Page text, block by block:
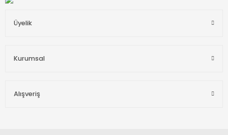
Üyelik
Kurumsal
Alışveriş